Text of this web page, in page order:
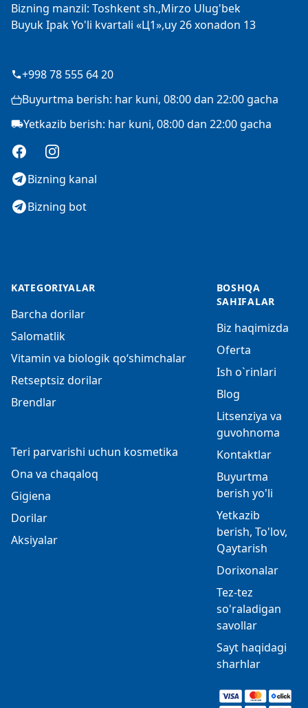
Bizning manzil: Toshkent sh.,Mirzo Ulug'bek
Buyuk Ipak Yo'li kvartali «Ц1»,uy 26 xonadon 13
+998 78 555 64 20
Buyurtma berish: har kuni, 08:00 dan 22:00 gacha
Yetkazib berish: har kuni, 08:00 dan 22:00 gacha
FacebookInstagram
Bizning kanal
Bizning bot
KATEGORIYALAR
Barcha dorilar
Salomatlik
Vitamin va biologik qo‘shimchalar
Retseptsiz dorilar
Brendlar
Teri parvarishi uchun kosmetika
Ona va chaqaloq
Gigiena
Dorilar
Aksiyalar
BOSHQA
SAHIFALAR
Biz haqimizda
Oferta
Ish o`rinlari
Blog
Litsenziya va
guvohnoma
Kontaktlar
Buyurtma
berish yo'li
Yetkazib
berish, To'lov,
Qaytarish
Dorixonalar
Tez-tez
so'raladigan
savollar
Sayt haqidagi
sharhlar